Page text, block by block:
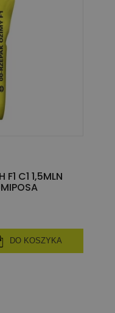
F1 C1 1,5MLN
DO KOSZYKA